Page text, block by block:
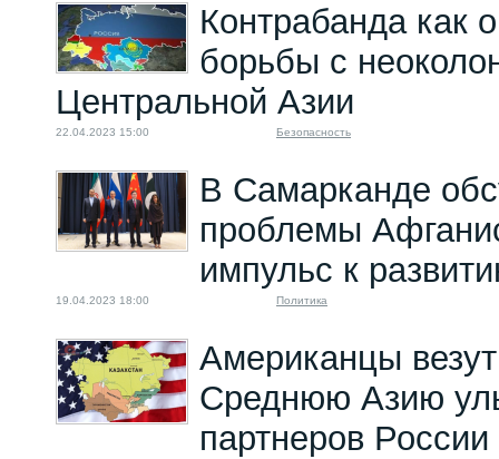
Контрабанда как
борьбы с
Центральной Азии
22.04.2023 15:00 Безопасность
В Самарканде
проблемы
импульс к
19.04.2023 18:00 Политика
Американцы
Среднюю Азию
партнеров России